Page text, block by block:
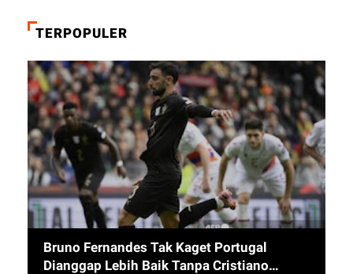
TERPOPULER
Bruno Fernandes Tak Kaget Portugal
Dianggap Lebih Baik Tanpa Cristiano